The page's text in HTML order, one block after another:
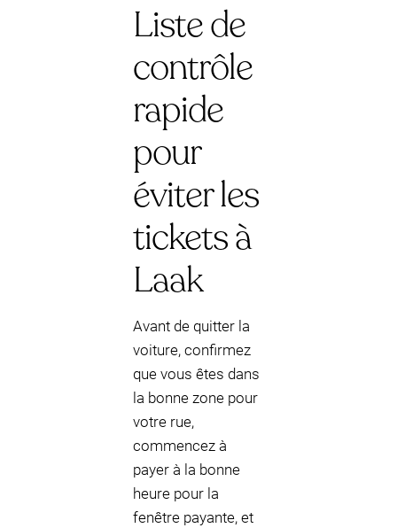
Liste de
contrôle
rapide
pour
éviter les
tickets à
Laak
Avant de quitter la
voiture, confirmez
que vous êtes dans
la bonne zone pour
votre rue,
commencez à
payer à la bonne
heure pour la
fenêtre payante, et